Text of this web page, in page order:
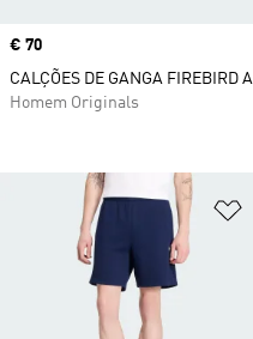
Price
€ 70
CALÇÕES DE GANGA FIREBIRD
Homem Originals